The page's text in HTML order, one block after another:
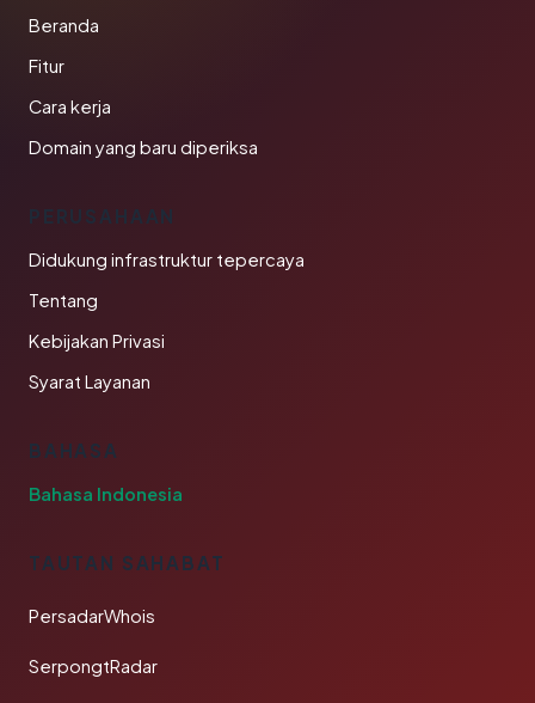
Beranda
Fitur
Cara kerja
Domain yang baru diperiksa
PERUSAHAAN
Didukung infrastruktur tepercaya
Tentang
Kebijakan Privasi
Syarat Layanan
BAHASA
Bahasa Indonesia
TAUTAN SAHABAT
PersadarWhois
SerpongtRadar